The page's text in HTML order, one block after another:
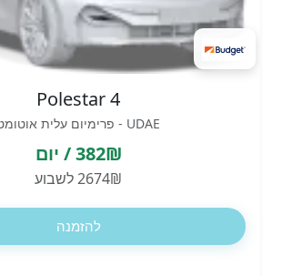
Polestar 4
UDAE - פרימיום עלית אוטומט
382₪ / יום
2674₪ לשבוע
להזמנה